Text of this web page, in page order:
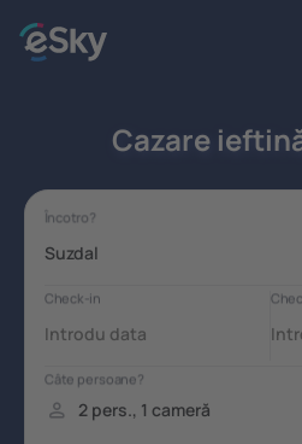
Cazare